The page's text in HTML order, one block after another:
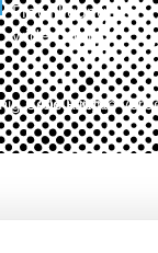
Einwilligung
widerrufen
Consulting.
Alle Rechte